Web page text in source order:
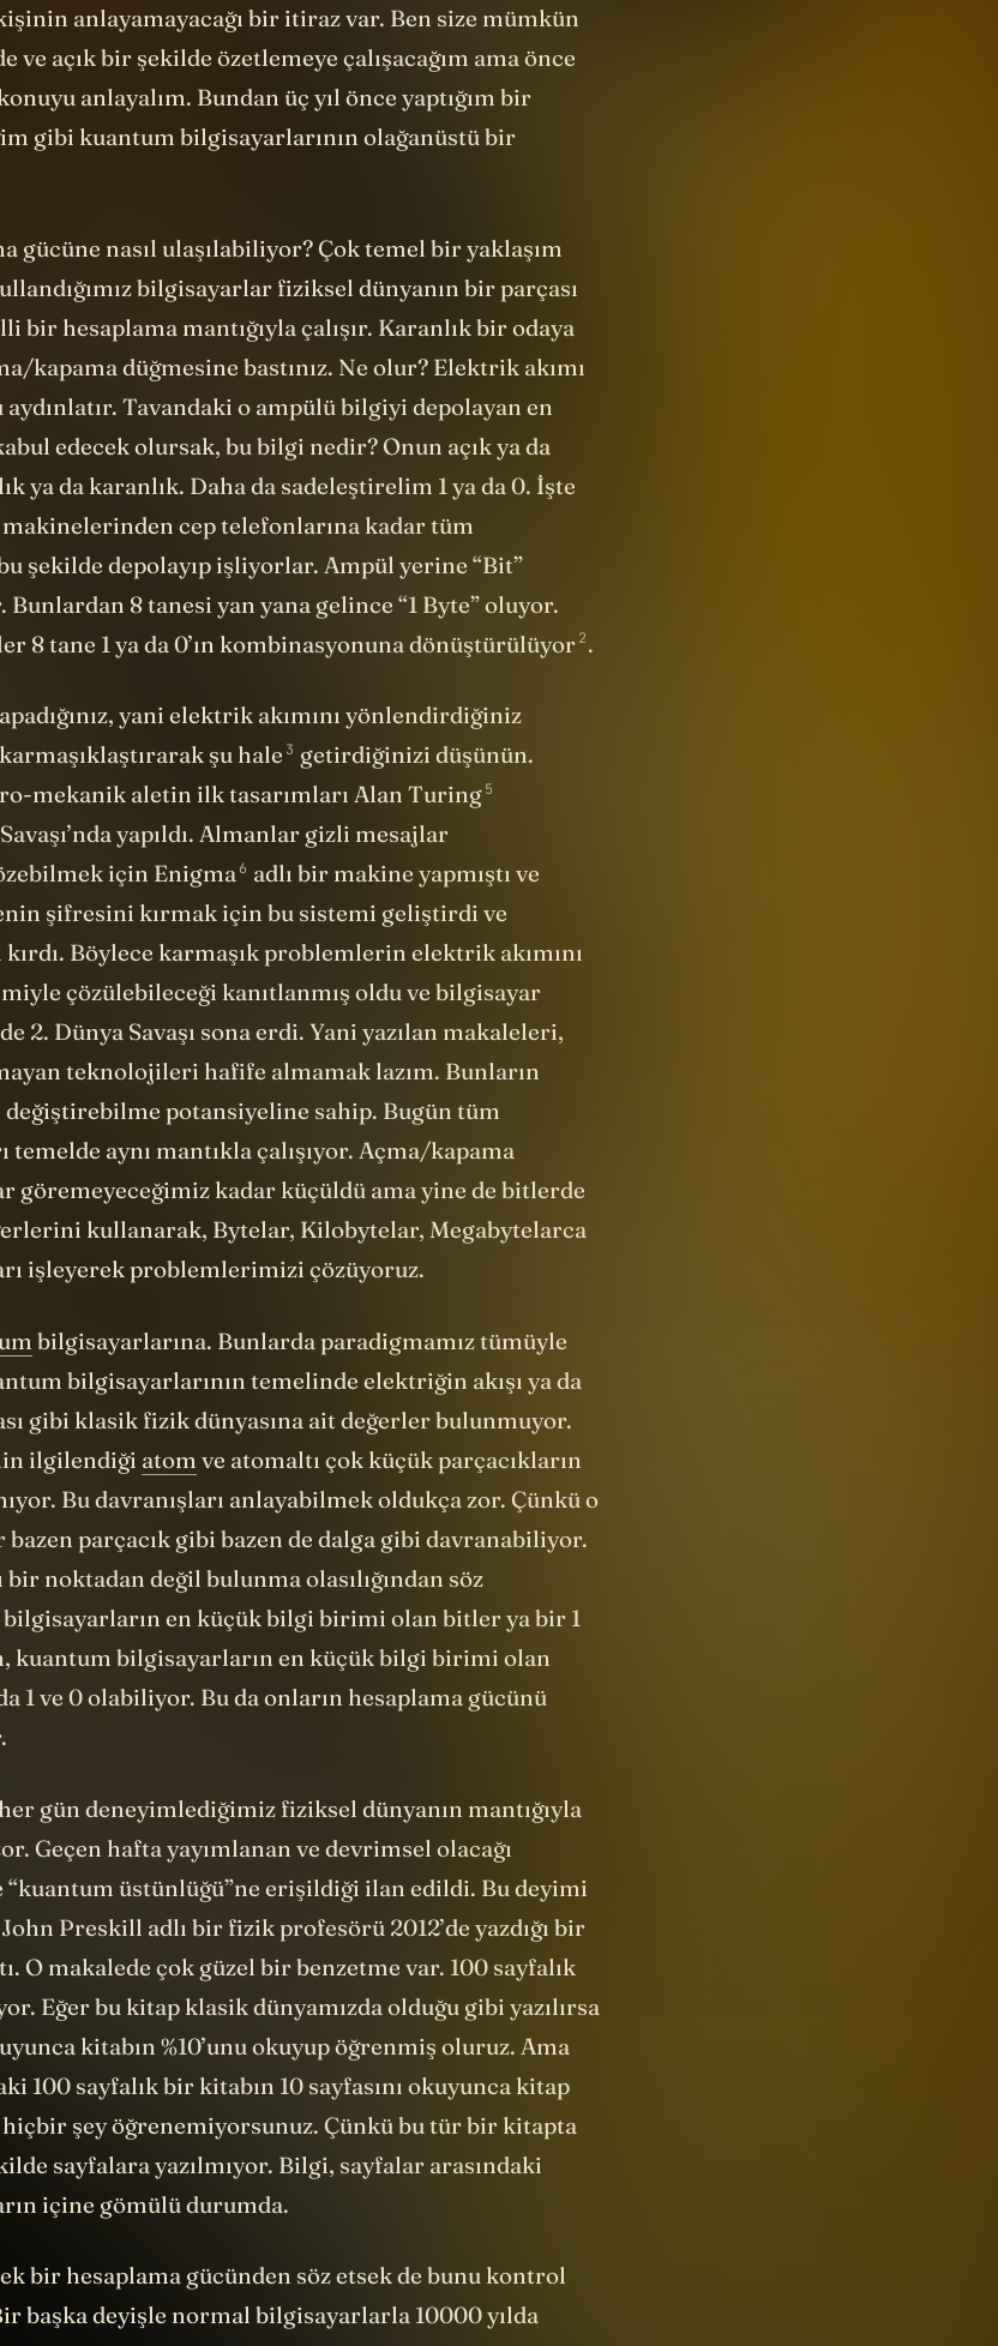
gibi kuantum bilgisayarlarının olağanüstü bir
gücüne nasıl ulaşılabiliyor? Çok temel bir yaklaşım
bilgisayarlar fiziksel dünyanın bir parçası
kapama düğmesine bastınız. Ne olur? Elektrik akımı
aydınlatır. Tavandaki o ampülü bilgiyi depolayan en
edecek olursak, bu bilgi nedir? Onun açık ya da
ya da karanlık. Daha da sadeleştirelim 1 ya da 0. İşte
makinelerinden cep telefonlarına kadar tüm
şekilde depolayıp işliyorlar. Ampül yerine “Bit”
Bunlardan 8 tanesi yan yana gelince “1 Byte” oluyor.
8 tane 1 ya da 0’ın kombinasyonunadönüştürülüyor
yani elektrik akımını yönlendirdiğiniz
şu hale getirdiğinizi düşünün.
yapıldı. Almanlar gizli mesajlar
içinEnigma 6adlı bir makine yapmıştı ve
şifresini kırmak için bu sistemi geliştirdi ve
Böylece karmaşık problemlerin elektrik akımını
çözülebileceği kanıtlanmış oldu ve bilgisayar
2. Dünya Savaşı sona erdi. Yani yazılan makaleleri,
teknolojileri hafife almamak lazım. Bunların
değiştirebilme potansiyeline sahip. Bugün tüm
temelde aynı mantıkla çalışıyor. Açma/kapama
göremeyeceğimiz kadar küçüldü ama yine de bitlerde
kullanarak, Bytelar, Kilobytelar, Megabytelarca
işleyerek problemlerimizi çözüyoruz.
bilgisayarlarına. Bunlarda paradigmamız tümüyle
bilgisayarlarının temelinde elektriğin akışı ya da
ilgilendiğiatomve atomaltı çok küçük parçacıkların
Bu davranışları anlayabilmek oldukça zor. Çünkü o
parçacık gibi bazen de dalga gibi davranabiliyor.
noktadan değil bulunma olasılığından söz
en küçük bilgi birimi olan bitler ya bir 1
kuantum bilgisayarların en küçük bilgi birimi olan
1 ve 0 olabiliyor. Bu da onların hesaplama gücünü
gün deneyimlediğimiz fiziksel dünyanın mantığıyla
Geçen hafta yayımlanan ve devrimsel olacağı
Preskill adlı bir fizik profesörü 2012’de yazdığı bir
O makalede çok güzel bir benzetme var. 100 sayfalık
Eğer bu kitap klasik dünyamızda olduğu gibi yazılırsa
kitabın %10’unu okuyup öğrenmiş oluruz. Ama
100 sayfalık bir kitabın 10 sayfasını okuyunca kitap
hiçbir şey öğrenemiyorsunuz. Çünkü bu tür bir kitapta
sayfalara yazılmıyor. Bilgi, sayfalar arasındaki
içine gömülü durumda.
bir hesaplama gücünden söz etsek de bunu kontrol
başka deyişle normal bilgisayarlarla 10000 yılda
sadece belli problemler çözülebiliyor. Dolayısıyla
yaraması için daha önümüzde vakit var.